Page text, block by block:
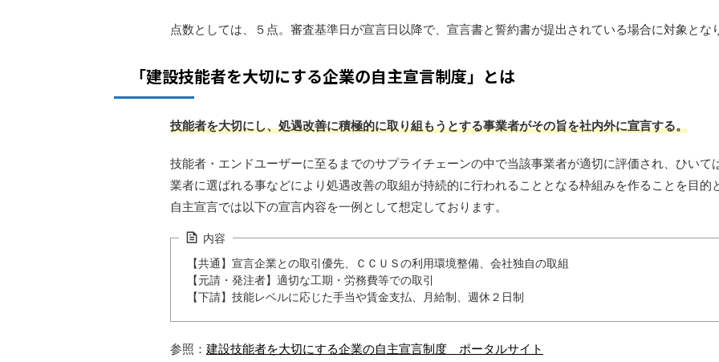
点数としては、５点。審査基準日が宣言日以降で、宣言書と誓約書が提出されている場合に対象とな
「建設技能者を大切にする企業の自主宣言制度」とは
技能者を大切にし、処遇改善に積極的に取り組もうとする事業者がその旨を社内外に宣言する。
技能者・エンドユーザーに至るまでのサプライチェーンの中で当該事業者が適切に評価され、ひいて
業者に選ばれる事などにより処遇改善の取組が持続的に行われることとなる枠組みを作ることを目的
自主宣言では以下の宣言内容を一例として想定しております。
内容
【共通】宣言企業との取引優先、ＣＣＵＳの利用環境整備、会社独自の取組
【元請・発注者】適切な工期・労務費等での取引
【下請】技能レベルに応じた手当や賃金支払、月給制、週休２日制
参照： 建設技能者を大切にする企業の自主宣言制度 ポータルサイト